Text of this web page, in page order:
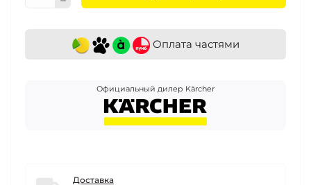
Оплата частями
Официальный дилер Kärcher
Доставка